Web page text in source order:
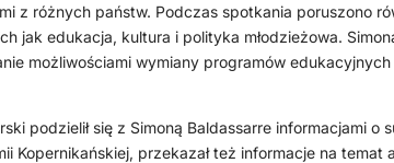
z różnych państw. Podczas spotkania poruszono
jak edukacja, kultura i polityka młodzieżowa.
możliwościami wymiany programów
podzielił się z Simoną Baldassarre informacjami o
Kopernikańskiej, przekazał też informacje na temat